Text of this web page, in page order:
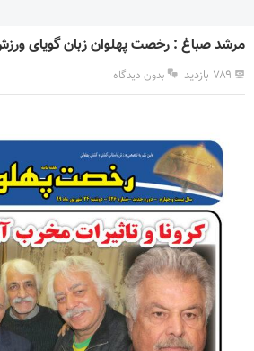
مرشد صباغ : رخصت پهلوان زبان گویای
۷۸۹ بازدید بدون دیدگاه